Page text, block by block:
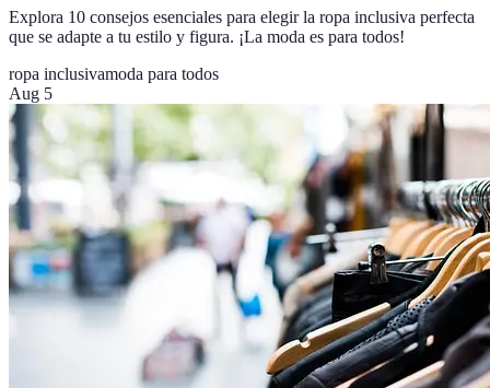
Explora 10 consejos esenciales para elegir la ropa inclusiva perfecta
que se adapte a tu estilo y figura. ¡La moda es para todos!
ropa inclusivamoda para todos
Aug 5